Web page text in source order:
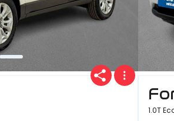
1.0T